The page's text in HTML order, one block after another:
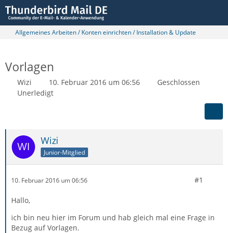
Allgemeines Arbeiten / Konten einrichten / Installation & Update
Vorlagen
Wizi 10. Februar 2016 um 06:56
Geschlossen
Unerledigt
Wizi
Junior-Mitglied
10. Februar 2016 um 06:56 #1
Hallo,
ich bin neu hier im Forum und hab gleich mal eine Frage in
Bezug auf Vorlagen.